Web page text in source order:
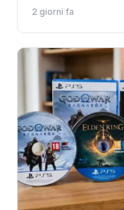
2 giorni fa